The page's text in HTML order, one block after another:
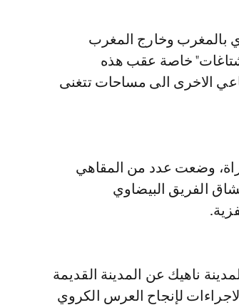
خاصة عقب هذه
الاخرى الى مساحات تتغنى
وضعت عدد من المقاهي
الفريق البيضاوي
ناهيك عن المدينة القديمة
لإنجاح العرس الكروي